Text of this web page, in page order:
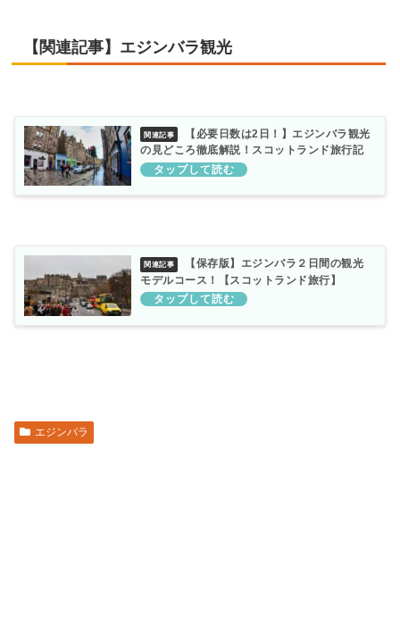
【関連記事】エジンバラ観光
【必要日数は2日！】エジンバラ観光
の見どころ徹底解説！スコットランド旅行記
【保存版】エジンバラ２日間の観光
モデルコース！【スコットランド旅行】
エジンバラ